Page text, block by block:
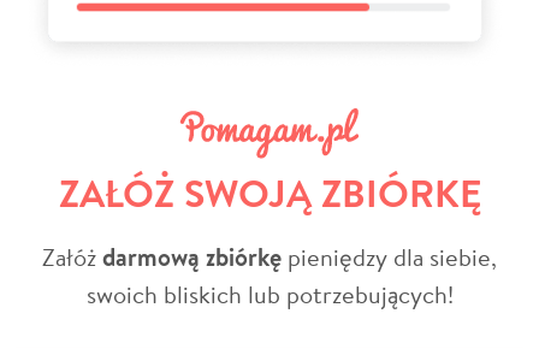
ZAŁÓŻ SWOJĄ ZBIÓRKĘ
Załóżdarmową zbiórkę pieniędzy dla siebie,
swoich bliskich lub potrzebujących!